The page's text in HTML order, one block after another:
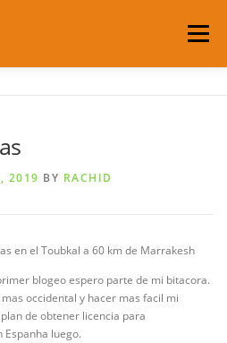
Menu
2019 BY RACHID
en el Toubkal a 60 km de Marrakesh
blogeo espero parte de mi bitacora.
occidental y hacer mas facil mi
de obtener licencia para
luego.